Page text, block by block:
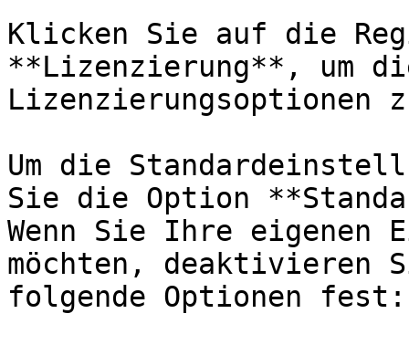
Klicken Sie auf die
**Lizenzierung**, um
Lizenzierungsoptionen
Um die
Sie die Option
Wenn Sie Ihre eigenen
möchten, deaktivieren
folgende Optionen fest: